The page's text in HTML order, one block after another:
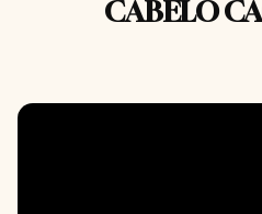
CABELO